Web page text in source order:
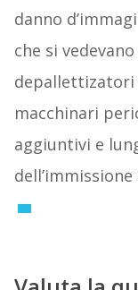
danno
che si
depallettizatori
macchinari
aggiuntivi e